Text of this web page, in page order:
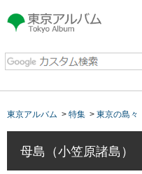
東京アルバム Tokyo
Album
東京アルバム > 特集 > 東京の島々
母島（小笠原諸島）